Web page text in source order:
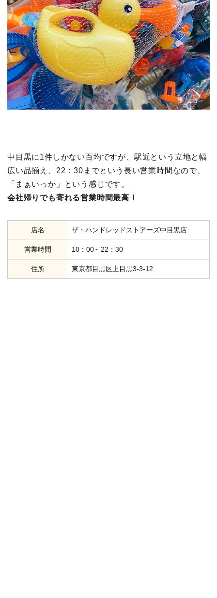
中目黒に1件しかない百均ですが、駅近という立地と幅
広い品揃え、22：30までという長い営業時間なので、
「まぁいっか」という感じです。
会社帰りでも寄れる営業時間最高！
店名 ザ・ハンドレッドストアーズ中目黒店
営業時間 10：00～22：30
住所 東京都目黒区上目黒3-3-12